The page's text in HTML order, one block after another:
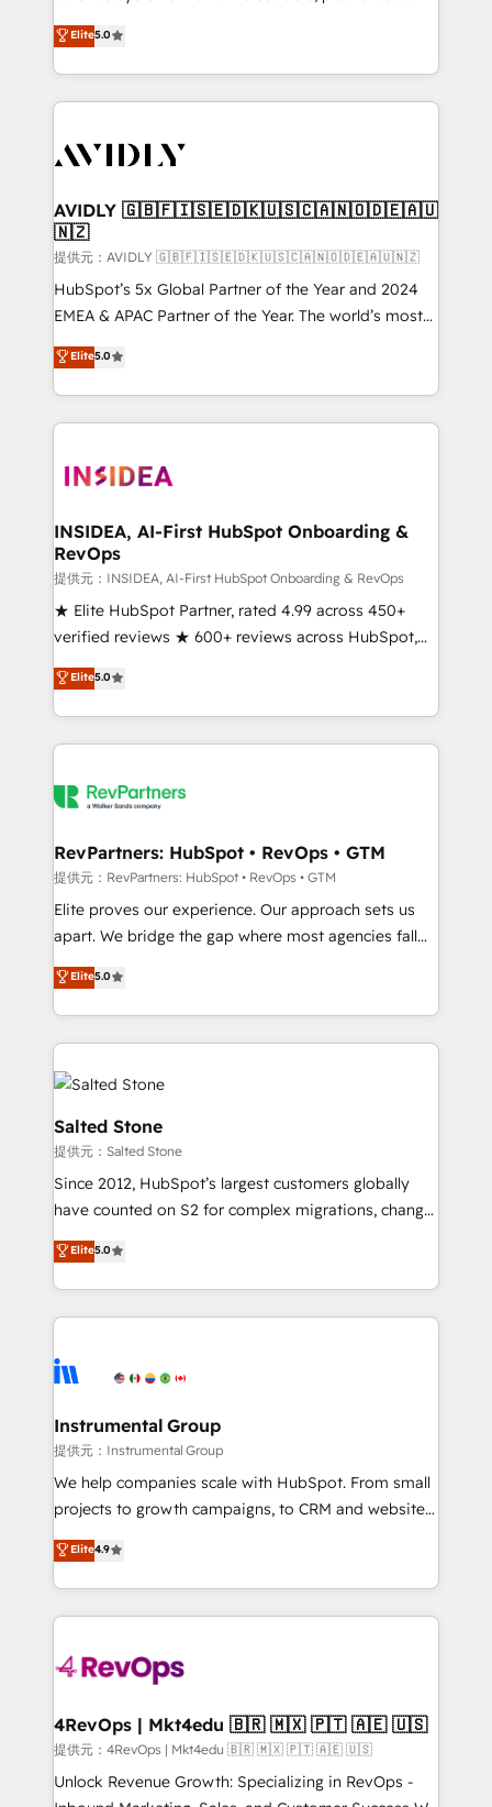
growth. As a triple-accredited HubSpot Solutions
Partner, we specialize in both strategic RevOps
planning and hands-on technical execution - building
the operational foundation companies need to
Healthcare - Financial Services - Managed IT (MSP) -
we help: ✔️ Full HubSpot implementations and portal
optimization ✔️ Data migrations, CRM architecture,
and reporting foundations ✔️ Custom integrations
and workflow automation ✔️ User adoption
programs, training, and enablement Through project-
partnerships, we guide organizations through the
revenue maturity model - delivering the right
grows.
Elite5.0
AVIDLY 🇬🇧🇫🇮🇸🇪🇩🇰🇺🇸🇨🇦🇳🇴🇩🇪🇦🇺
🇳🇿
提供元：AVIDLY 🇬🇧🇫🇮🇸🇪🇩🇰🇺🇸🇨🇦🇳🇴🇩🇪🇦🇺🇳🇿
HubSpot’s 5x Global Partner of the Year and 2024
EMEA & APAC Partner of the Year. The world’s most
experienced and fully accredited HubSpot Solutions
Partner. 🚀 With 2,750+ HubSpot projects delivered
and 370+ specialists across EMEA, APAC and NAM,
we de-risk complex CRM programmes and
multi-region migrations to AI-powered automation,
scale. 🏆 HubSpot’s CEO called us “the partner of the
future.” Others agree it is proof of trust built through
measurable impact.
Elite5.0
INSIDEA, AI-First HubSpot Onboarding &
RevOps
提供元：INSIDEA, AI-First HubSpot Onboarding & RevOps
★ Elite HubSpot Partner, rated 4.99 across 450+
verified reviews ★ 600+ reviews across HubSpot,
G2 & Clutch ★ 150+ in-house HubSpot-certified
experts ★ 1,500+ implementations across 25+
countries ★ AI-first, RevOps-led, onboarding-
obsessed INSIDEA helps growing companies turn
team, migrate your data, and build AI-powered
your time zone. What we do: ➤ Onboarding: Live in
weeks, with workflows built around your business,
not a template. ➤ Migration: Move from any legacy
CRM. Zero downtime, full data integrity. ➤
revenue process. Sales, marketing, and service wired
together. ➤ AI and Integrations: Layer Breeze AI,
rollouts, adoption coaching. Buying HubSpot,
built for the work.
Elite5.0
RevPartners: HubSpot • RevOps • GTM
提供元：RevPartners: HubSpot • RevOps • GTM
Elite proves our experience. Our approach sets us
apart. We bridge the gap where most agencies fall
short by combining GTM strategy with technical
execution to solve the right problem with the right
solution. As the only firm in the world to hold Elite
Partner Accreditations with both HubSpot and Clay,
our clients gain a unique advantage in CRM
architecture, pipeline generation, data intelligence,
and go-to-market execution. Why B2B Businesses
Choose RP: - Secure: Soc2 compliant 🛡️ - Pricing:
Implementations starting at $1,5k 💵 - Speed: Launch
in 14 days ⚡ - Global: 250 professionals across five
Partner 🪴 - Sales Hub: More implementations than
hire a technical agency for a growth problem. Hire a
partner built to solve both.
Elite5.0
Salted Stone
提供元：Salted Stone
Since 2012, HubSpot’s largest customers globally
have counted on S2 for complex migrations, change
management, systems integration, and creative
solutions that deliver measurable impact and
transform brand experiences As one of the few full-
service creative agencies in the HubSpot
winning design to build scalable, globally
marketing campaigns, & RevOps frameworks that
fuel long-term success We connect the entire
customer lifecycle through seamless integrations,
ensure long-term adoption with change-
and service to drive sustainable growth With 6 key
HubSpot accreditations and experience across
teams has worked with clients just like you Let’s
explore whether S2 is the partner you’ve been
looking for...and get your next big initiative moving!
Elite5.0
Instrumental Group
提供元：Instrumental Group
We help companies scale with HubSpot. From small
projects to growth campaigns, to CRM and websites.
Hire an agency that's experienced in every inch of
HubSpot and willing to work hand-in-hand with your
team to simplify the complex and build a better
experience for your team and customers.
Elite4.9
4RevOps | Mkt4edu 🇧🇷 🇲🇽 🇵🇹 🇦🇪 🇺🇸
提供元：4RevOps | Mkt4edu 🇧🇷 🇲🇽 🇵🇹 🇦🇪 🇺🇸
Unlock Revenue Growth: Specializing in RevOps -